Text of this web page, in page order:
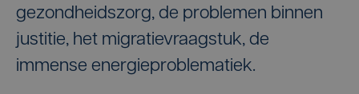
gezondheidszorg, de problemen binnen
justitie, het migratievraagstuk, de
immense energieproblematiek.